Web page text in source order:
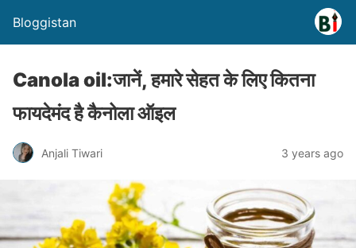
Bloggistan
Canola oil:जानें, हमारे सेहत के लिए कितना
फायदेमंद है कैनोला ऑइल
Anjali Tiwari 3 years ago